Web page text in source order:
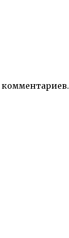
комментариев.